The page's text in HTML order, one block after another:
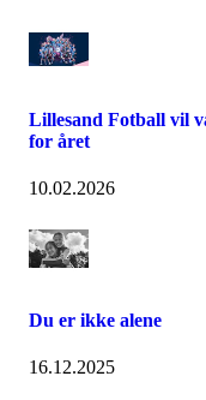
Lillesand Fotball vil
for året
10.02.2026
Du er ikke alene
16.12.2025